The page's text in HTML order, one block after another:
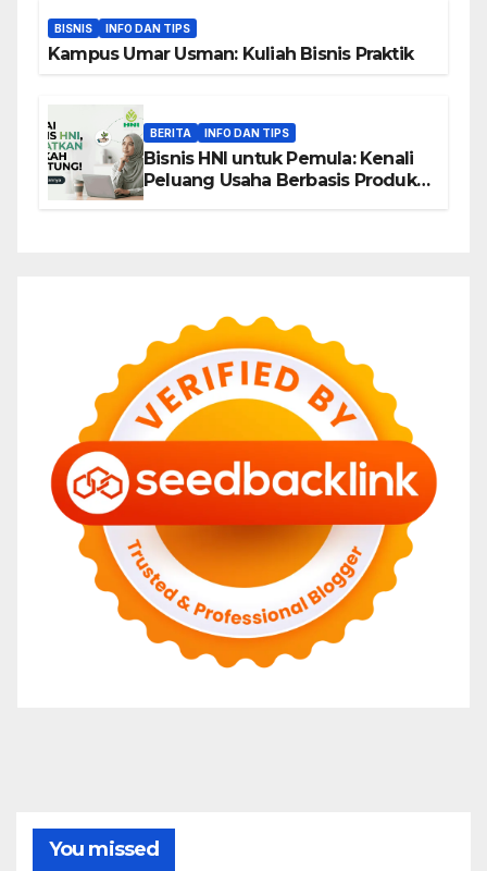
BISNIS INFO DAN TIPS
Kampus Umar Usman: Kuliah Bisnis Praktik
BERITA INFO DAN TIPS
Bisnis HNI untuk Pemula: Kenali
Peluang Usaha Berbasis Produk,
You missed